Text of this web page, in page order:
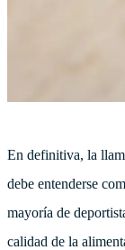
En definitiva, la
debe entenderse
mayoría de
calidad de la